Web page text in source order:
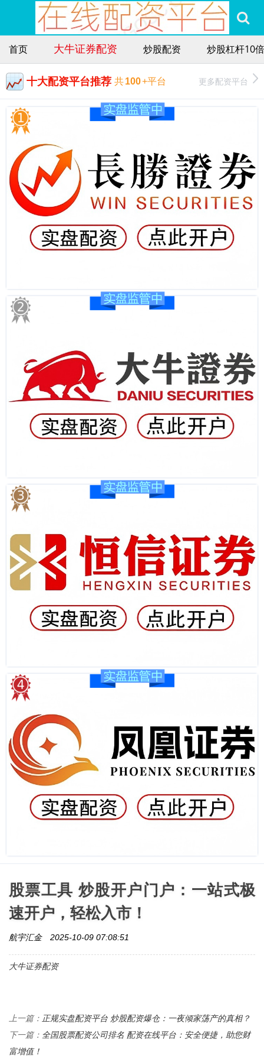
首页 大牛证券配资 炒股配资 炒股杠杆10倍
十大配资平台推荐 共100+平台 更多配资平台
股票工具 炒股开户门户：一站式极
速开户，轻松入市！
航宇汇金 2025-10-09 07:08:51
大牛证券配资
上一篇： 正规实盘配资平台 炒股配资爆仓：一夜倾家荡产的真相？
下一篇： 全国股票配资公司排名 配资在线平台：安全便捷，助您财
富增值！